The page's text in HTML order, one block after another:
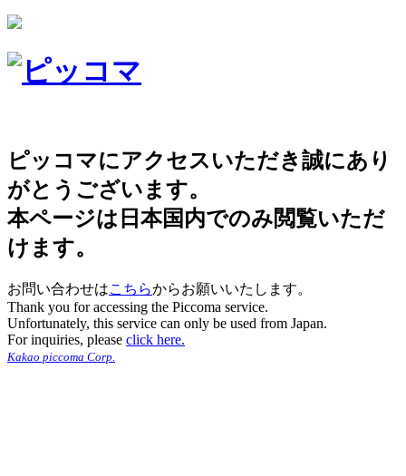
ピッコマにアクセスいただき誠にあり
がとうございます。
本ページは日本国内でのみ閲覧いただ
けます。
お問い合わせはこちらからお願いいたします。
Thank you for accessing the Piccoma service.
Unfortunately, this service can only be used from Japan.
For inquiries, please click here.
Kakao piccoma Corp.